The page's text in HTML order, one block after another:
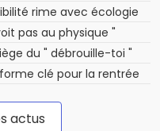
rime avec écologie
pas au physique "
du " débrouille-toi "
clé pour la rentrée
actus